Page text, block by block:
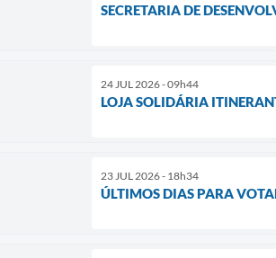
SECRETARIA DE
24 JUL 2026 - 09h44
LOJA SOLIDÁRIA
23 JUL 2026 - 18h34
ÚLTIMOS DIAS PARA